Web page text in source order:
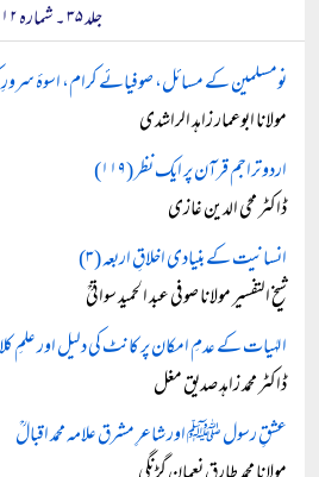
جلد ۳۵ ۔ شمارہ ۱۲
نومسلمین کے مسائل، صوفیائے کرام، اسوۂ
مولانا ابوعمار زاہد الراشدی
اردو تراجم قرآن پر ایک نظر (۱۱۹)
ڈاکٹر محی الدین غازی
انسانیت کے بنیادی اخلاقِ اربعہ (۳)
شیخ التفسیر مولانا صوفی عبد الحمید سواتیؒ
الہٰیات کے عدمِ امکان پر کانٹ کی دلیل اور علمِ
ڈاکٹر محمد زاہد صدیق مغل
عشقِ رسول ﷺ اور شاعرِ مشرق علامہ محمد اقبالؒ